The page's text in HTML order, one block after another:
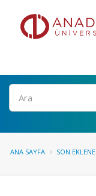
Ara
ANA SAYFA SON